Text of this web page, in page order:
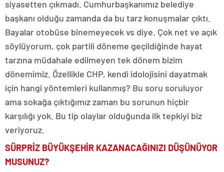
siyasetten çıkmadı. Cumhurbaşkanımız belediye
başkanı olduğu zamanda da bu tarz konuşmalar çıktı.
Bayalar otobüse binemeyecek vs diye. Çok net ve açık
söylüyorum, çok partili döneme geçildiğinde hayat
tarzına müdahale edilmeyen tek dönem bizim
dönemimiz. Özellikle CHP, kendi idolojisini dayatmak
için hangi yöntemleri kullanmış? Bu soru soruluyor
ama sokağa çıktığımız zaman bu sorunun hiçbir
karşılığı yok. Bu tip olaylar olduğunda ilk tepkiyi biz
veriyoruz.
SÜRPRİZ BÜYÜKŞEHİR KAZANACAĞINIZI DÜŞÜNÜYOR
MUSUNUZ?